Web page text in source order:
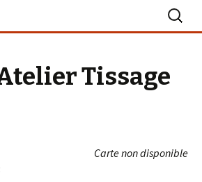
– La Turballe
Tissage
Carte non disponible